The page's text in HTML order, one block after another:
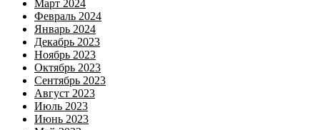
Март 2024
Февраль 2024
Январь 2024
Декабрь 2023
Ноябрь 2023
Октябрь 2023
Сентябрь 2023
Август 2023
Июль 2023
Июнь 2023